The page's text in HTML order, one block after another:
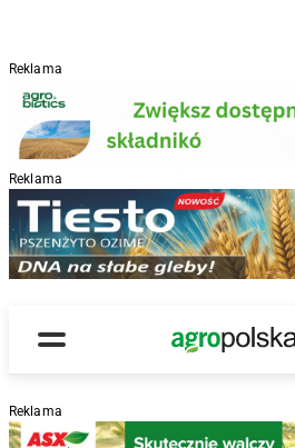
Reklama
Reklama
Menu
Main Logo
Reklama